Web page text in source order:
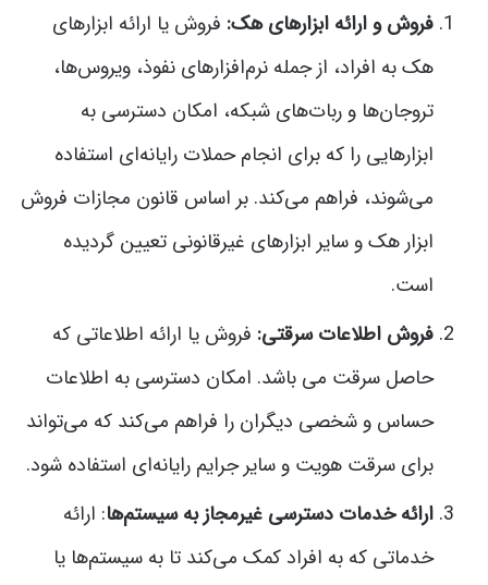
فروش و ارائه ابزارهای هک: فروش یا ارائه ابزارهای
هک به افراد، از جمله نرم‌افزارهای نفوذ، ویروس‌ها،
تروجان‌ها و ربات‌های شبکه، امکان دسترسی به
ابزارهایی را که برای انجام حملات رایانه‌ای استفاده
می‌شوند، فراهم می‌کند. بر اساس قانون مجازات فروش
ابزار هک و سایر ابزارهای غیرقانونی تعیین گردیده
است.
فروش اطلاعات سرقتی: فروش یا ارائه اطلاعاتی که
حاصل سرقت‌ می باشد. امکان دسترسی به اطلاعات
حساس و شخصی دیگران را فراهم می‌کند که می‌تواند
برای سرقت هویت و سایر جرایم رایانه‌ای استفاده شود.
ارائه خدمات دسترسی غیرمجاز به سیستم‌ها: ارائه
خدماتی که به افراد کمک می‌کند تا به سیستم‌ها یا